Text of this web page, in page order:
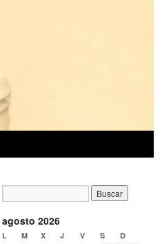
agosto 2026
L M X J V S D